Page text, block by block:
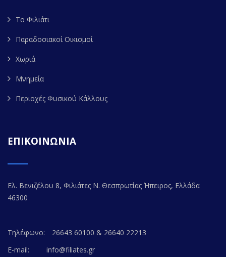
Το Φιλιάτι
Παραδοσιακοί Οικισμοί
Χωριά
Μνημεία
Περιοχές Φυσικού Κάλλους
ΕΠΙΚΟΙΝΩΝΙΑ
Ελ. Βενιζέλου 8, Φιλιάτες Ν. Θεσπρωτίας Ήπειρος, Ελλάδα
46300
Τηλέφωνο:
26643 60100 & 26640 22213
E-mail:
info@filiates.gr